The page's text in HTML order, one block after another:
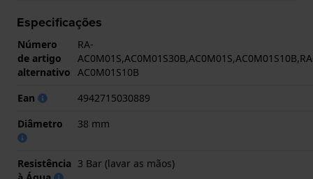
.
Especificações
Número
de artigo
alternativo
RA-
AC0M01S10B
Ean
4942715030889
Diâmetro
38 mm
Resistência 3 Bar (lavar as mãos)